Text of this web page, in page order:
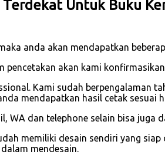
Untuk Buku
anda akan mendapatkan
pencetakan akan kami
Kami sudah berpengalaman
mendapatkan hasil cetak sesuai
WA dan telephone selain bisa juga
memiliki desain sendiri yang
mendesain.